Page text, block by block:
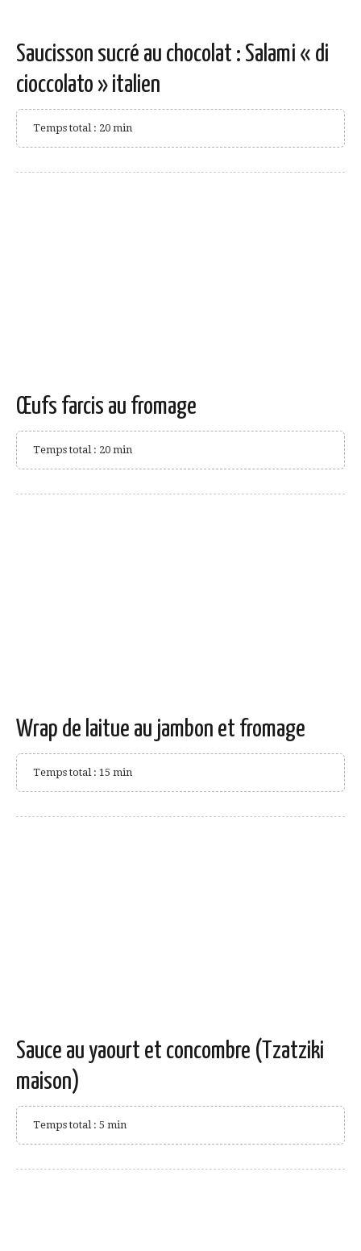
Saucisson sucré au chocolat : Salami « di
cioccolato » italien
Temps total : 20 min
Œufs farcis au fromage
Temps total : 20 min
Wrap de laitue au jambon et fromage
Temps total : 15 min
Sauce au yaourt et concombre (Tzatziki
maison)
Temps total : 5 min